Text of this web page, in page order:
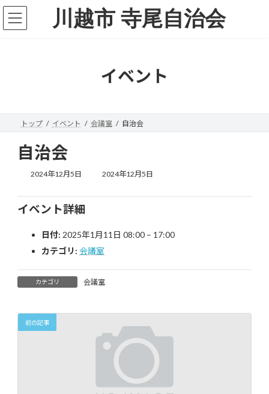
コ
テ
プ
ナ
ゲ
動
川越市 寺尾自治会
イベント
トップ イベント 会議室 自治会
自治会
2024年12月5日
最
:
2024年12月5日
イベント詳細
日付: 2025年1月11日 08:00 – 17:00
カテゴリ: 会議室
カテゴリ 会議室
前の記事